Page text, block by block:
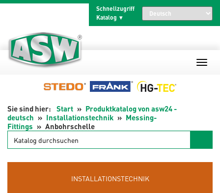
Schnellzugriff
Katalog
Start
Produktkatalog von asw24 -
deutsch
Installationstechnik
Messing-
Fittings
Anbohrschelle
Katalog
durchsuchen
INSTALLATIONSTECHNIK